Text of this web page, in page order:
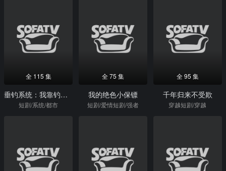
全 115 集
垂钓系统：我靠钓鱼财富自由
短剧/系统/都市
全 75 集
我的绝色小保镖
短剧/爱情短剧/强者
全 95 集
千年归来不受欺
穿越短剧/穿越